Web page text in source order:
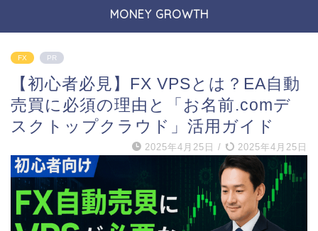
MONEY GROWTH
FX PR
【初心者必見】FX VPSとは？EA自動
売買に必須の理由と「お名前.comデ
スクトップクラウド」活用ガイド
2025年4月25日 / 2025年4月25日